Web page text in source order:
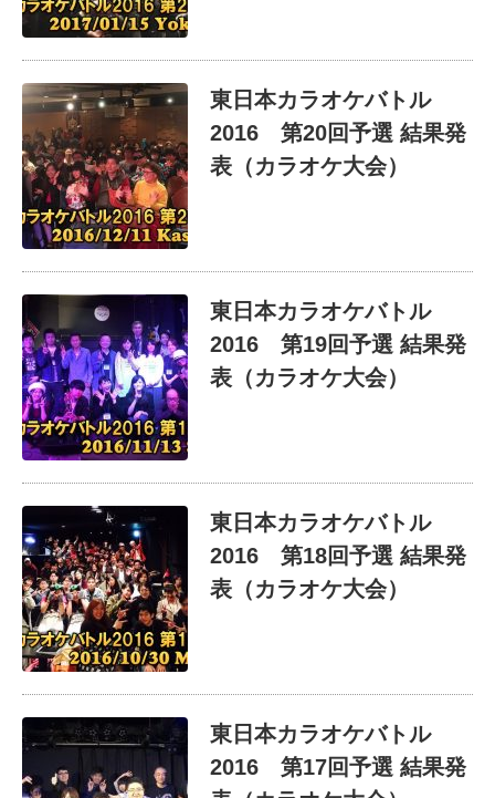
東日本カラオケバトル
2016 第20回予選 結果発
表（カラオケ大会）
東日本カラオケバトル
2016 第19回予選 結果発
表（カラオケ大会）
東日本カラオケバトル
2016 第18回予選 結果発
表（カラオケ大会）
東日本カラオケバトル
2016 第17回予選 結果発